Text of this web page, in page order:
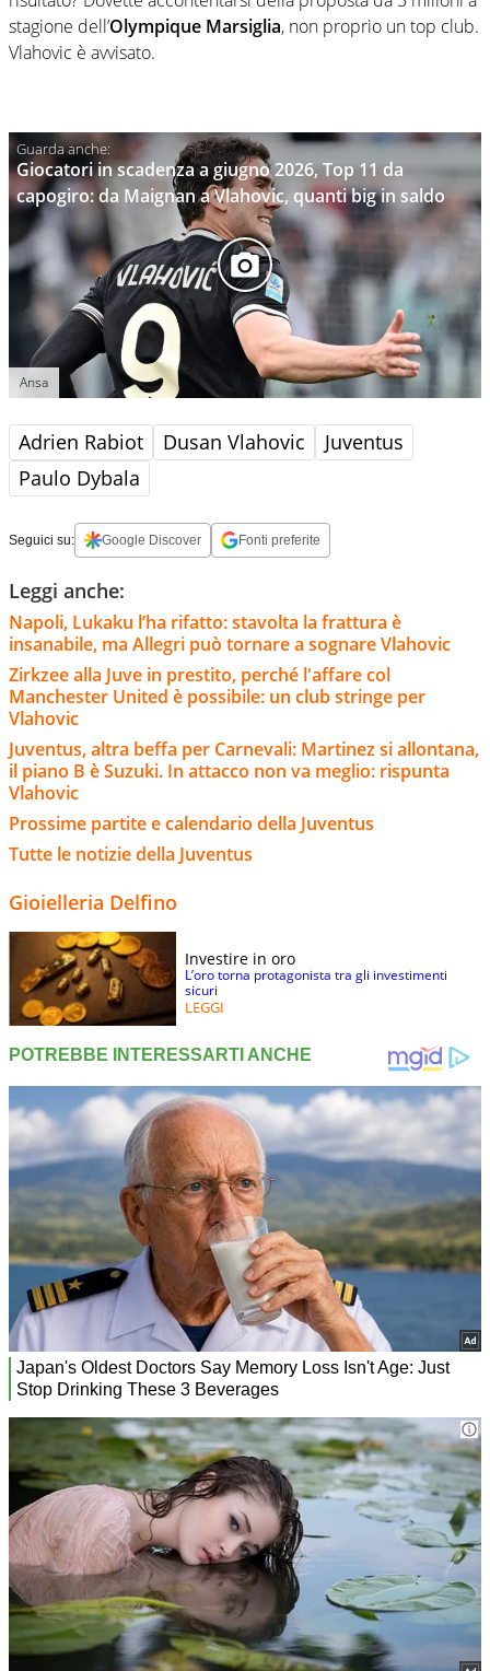
stagione dell’Olympique Marsiglia, non proprio un top club.
Vlahovic è avvisato.
Giocatori in scadenza a giugno 2026, Top 11 da
capogiro: da Maignan a Vlahovic, quanti big in saldo
Ansa
Adrien Rabiot Dusan Vlahovic
Juventus
Paulo Dybala
Seguici su: Google Discover Fonti preferite
Leggi anche:
Napoli, Lukaku l’ha rifatto: stavolta la frattura è
insanabile, ma Allegri può tornare a sognare Vlahovic
Zirkzee alla Juve in prestito, perché l'affare col
Manchester United è possibile: un club stringe per
Vlahovic
Juventus, altra beffa per Carnevali: Martinez si allontana,
il piano B è Suzuki. In attacco non va meglio: rispunta
Vlahovic
Prossime partite e calendario della Juventus
Tutte le notizie della Juventus
Gioielleria Delfino
Investire in oro
L’oro torna protagonista tra gli investimenti
sicuri
LEGGI